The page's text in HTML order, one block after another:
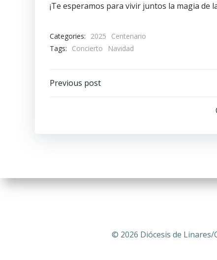
¡Te esperamos para vivir juntos la magia de
Categories: 2025
Centenario
Tags:
Concierto Navidad
Navegación
las
Previous post
© 2026 Diócesis de